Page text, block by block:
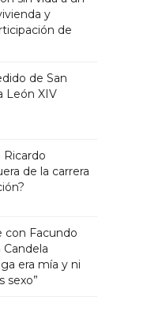
y
de
de San
León XIV
Ricardo
de la carrera
con Facundo
era mía y ni
sexo”